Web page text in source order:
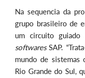
Na sequencia da
grupo brasileiro de
um circuito guiado
softwaresSAP.
mundo de sistemas
Rio Grande do Sul,